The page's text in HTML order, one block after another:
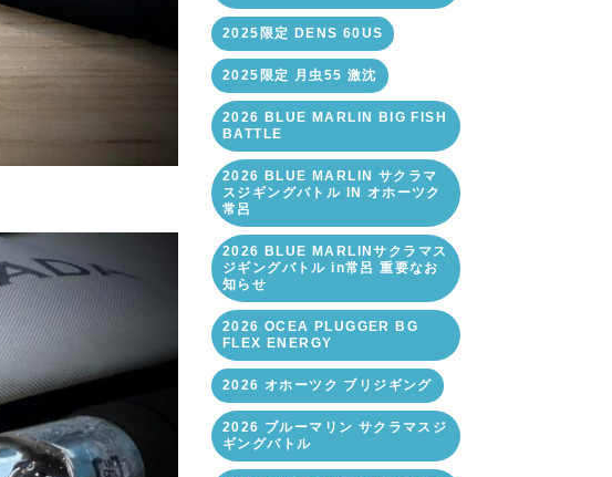
2025限定 DENS 60US
2025限定 月虫55 激沈
2026 BLUE MARLIN BIG FISH
BATTLE
2026 BLUE MARLIN サクラマ
スジギングバトル IN オホーツク
常呂
2026 BLUE MARLINサクラマス
ジギングバトル in常呂 重要なお
知らせ
2026 OCEA PLUGGER BG
FLEX ENERGY
2026 オホーツク ブリジギング
2026 ブルーマリン サクラマスジ
ギングバトル